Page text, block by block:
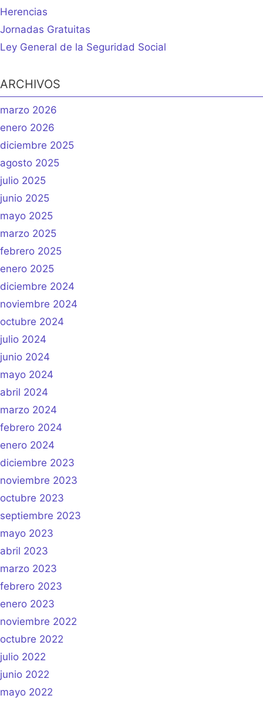
Herencias
Jornadas Gratuitas
Ley General de la Seguridad Social
ARCHIVOS
marzo 2026
enero 2026
diciembre 2025
agosto 2025
julio 2025
junio 2025
mayo 2025
marzo 2025
febrero 2025
enero 2025
diciembre 2024
noviembre 2024
octubre 2024
julio 2024
junio 2024
mayo 2024
abril 2024
marzo 2024
febrero 2024
enero 2024
diciembre 2023
noviembre 2023
octubre 2023
septiembre 2023
mayo 2023
abril 2023
marzo 2023
febrero 2023
enero 2023
noviembre 2022
octubre 2022
julio 2022
junio 2022
mayo 2022